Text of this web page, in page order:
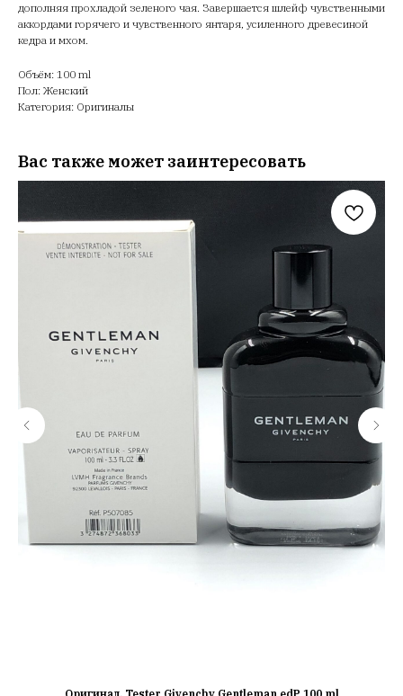
дополняя прохладой зеленого чая. Завершается шлейф чувственными
аккордами горячего и чувственного янтаря, усиленного древесиной
кедра и мхом.
Объём: 100 ml
Пол: Женский
Категория: Оригиналы
Вас также может заинтересовать